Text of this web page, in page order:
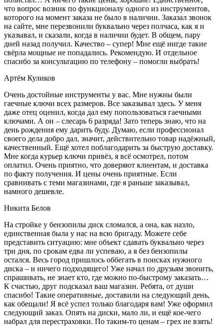
что вопрос возник по функционалу одного из инструментов,
которого на момент заказа не было в наличии. Заказал звонок
на сайте, мне перезвонили буквально через полчаса, как я и
указывал, и сказали, когда в наличии будет. В общем, пару
дней назад получил. Качество – супер! Мне ещё нигде такие
свёрла мощные не попадались. Рекомендую. И отдельное
спасибо за консультацию по телефону – помогли выбрать!
Артём Куликов
Очень достойные инструменты у вас. Мне нужны были
гаечные ключи всех размеров. Все заказывал здесь. У меня
даже отец оценил, когда дал ему попользоваться гаечными
ключами. А он – слесарь 6 разряда! Зато теперь знаю, что на
день рождения ему дарить буду. Думаю, если профессионал
своего дела добро дал, значит, действительно товар надёжный,
качественный. Ещё хотел поблагодарить за быструю доставку.
Мне когда курьер ключи привёз, я всё осмотрел, потом
оплатил. Очень приятно, что доверяют клиентам, и доставка
по факту получения. И цены очень приятные. Если
сравнивать с теми магазинами, где я раньше заказывал,
намного дешевле.
Никита Белов
На стройке у бензопилы диск сломался, а она, как назло,
единственная была у нас на всю бригаду. Можете себе
представить ситуацию: мне объект сдавать буквально через
три дня, по срокам едва ли успеваю, а я без бензопилы
остался. Весь город пришлось оббегать в поисках нужного
диска – и ничего подходящего! Уже начал по друзьям звонить,
спрашивать, не знает кто, где можно по-быстрому заказать…
К счастью, друг подсказал ваш магазин. Ребята, от души
спасибо! Такие оперативные, доставили на следующий день,
как обещали! Я всё успел только благодаря вам! Уже оформил
следующий заказ. Опять на диски, мало ли, и ещё кое-чего
набрал для перестраховки. По таким-то ценам – грех не взять!